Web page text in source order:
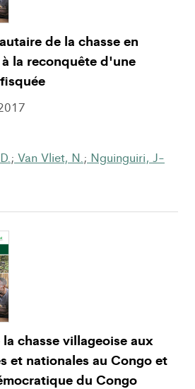
de la chasse en
la reconquête d'une
; Van Vliet, N.; Nguinguiri, J-
chasse villageoise aux
et nationales au Congo et
du Congo